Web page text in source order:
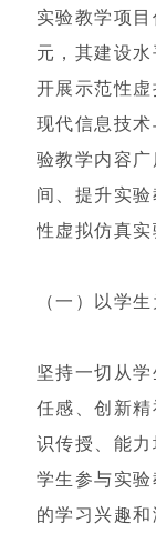
实验教学项
元，其建设
开展示范性
现代信息技
验教学内容
间、提升实
性虚拟仿真实
（一）以学
坚持一切从
任感、创新
识传授、能
学生参与实
的学习兴趣